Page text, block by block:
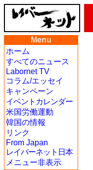
Menu
ホーム
すべてのニュース
Labornet TV
コラム/エッセイ
キャンペーン
イベントカレンダー
米国労働運動
韓国の情報
リンク
From Japan
レイバーネット日本
メニュー非表示